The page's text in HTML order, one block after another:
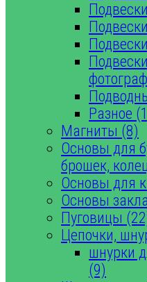
Разное
Магниты (8)
Основы для
брошек,
Основы для
Основы
Пуговицы
Цепочки,
шнурки
(9)